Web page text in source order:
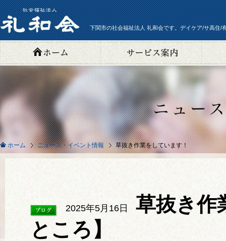
下関市の社会福祉法人 礼和会です。デイケア/サ高住/
ホーム ニュース・イベント情報 草抜き作業をしています！
2025年5月16日
草抜き作
ところ】